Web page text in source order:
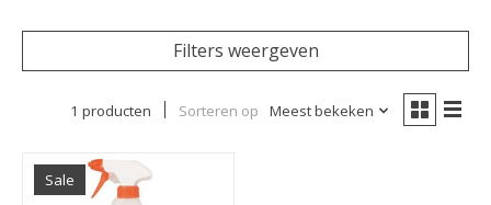
Filters weergeven
1 producten Sorteren op Meest bekeken
Sale